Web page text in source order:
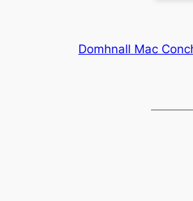
Domhnall Mac